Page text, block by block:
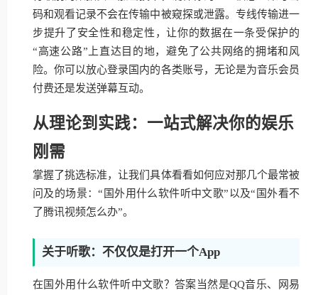
码和观看记录不会在传输中被窥探或泄露。专线传输进一
步提升了安全性和稳定性，让你的数据在一条受保护的
“高速公路”上直达目的地，避免了公共网络的拥堵和风
险。你可以放心登录国内的各类账号，无论是为音乐会员
付费还是发送弹幕互动。
从理论到实践：一站式解决你的娱乐
刚需
掌握了挑选标准，让我们具体看看如何应对那几个最常被
问及的场景：“国外用什么软件听中文歌”以及“国外看不
了腾讯视频怎么办”。
关于听歌：不仅仅是打开一个App
在国外用什么软件听中文歌？答案当然是QQ音乐、网易